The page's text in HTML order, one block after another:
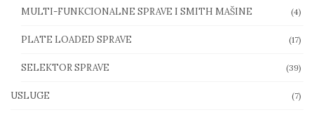
MULTI-FUNKCIONALNE SPRAVE I SMITH MAŠINE (4)
PLATE LOADED SPRAVE (17)
SELEKTOR SPRAVE (39)
USLUGE (7)